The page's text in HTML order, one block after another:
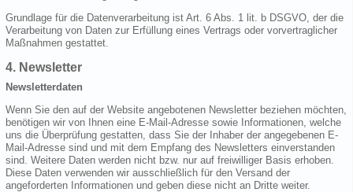
Grundlage für die Datenverarbeitung ist Art. 6 Abs. 1 lit. b DSGVO, der die
Verarbeitung von Daten zur Erfüllung eines Vertrags oder vorvertraglicher
Maßnahmen gestattet.
4. Newsletter
Newsletterdaten
Wenn Sie den auf der Website angebotenen Newsletter beziehen möchten,
benötigen wir von Ihnen eine E-Mail-Adresse sowie Informationen, welche
uns die Überprüfung gestatten, dass Sie der Inhaber der angegebenen E-
Mail-Adresse sind und mit dem Empfang des Newsletters einverstanden
sind. Weitere Daten werden nicht bzw. nur auf freiwilliger Basis erhoben.
Diese Daten verwenden wir ausschließlich für den Versand der
angeforderten Informationen und geben diese nicht an Dritte weiter.